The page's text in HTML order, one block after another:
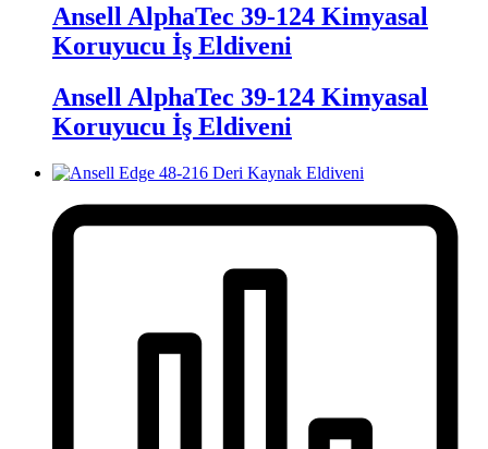
Ansell AlphaTec 39-124 Kimyasal
Koruyucu İş Eldiveni
Ansell AlphaTec 39-124 Kimyasal
Koruyucu İş Eldiveni